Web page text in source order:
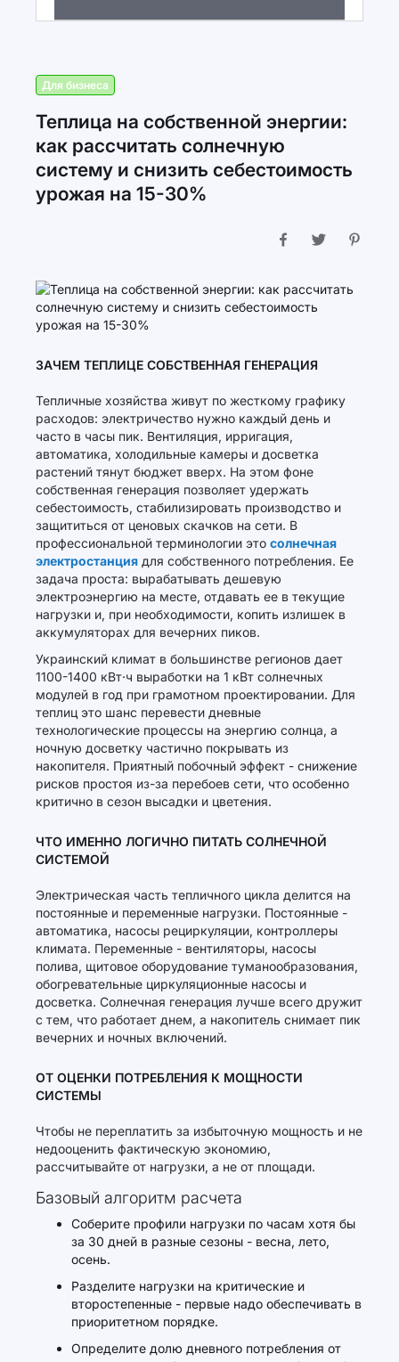
Для бизнеса
Теплица на собственной энергии:
как рассчитать солнечную
систему и снизить себестоимость
урожая на 15-30%
ЗАЧЕМ ТЕПЛИЦЕ СОБСТВЕННАЯ ГЕНЕРАЦИЯ
Тепличные хозяйства живут по жесткому графику
расходов: электричество нужно каждый день и
часто в часы пик. Вентиляция, ирригация,
автоматика, холодильные камеры и досветка
растений тянут бюджет вверх. На этом фоне
собственная генерация позволяет удержать
себестоимость, стабилизировать производство и
защититься от ценовых скачков на сети. В
профессиональной терминологии это солнечная
электростанция для собственного потребления. Ее
задача проста: вырабатывать дешевую
электроэнергию на месте, отдавать ее в текущие
нагрузки и, при необходимости, копить излишек в
аккумуляторах для вечерних пиков.
Украинский климат в большинстве регионов дает
1100-1400 кВт·ч выработки на 1 кВт солнечных
модулей в год при грамотном проектировании. Для
теплиц это шанс перевести дневные
технологические процессы на энергию солнца, а
ночную досветку частично покрывать из
накопителя. Приятный побочный эффект - снижение
рисков простоя из-за перебоев сети, что особенно
критично в сезон высадки и цветения.
ЧТО ИМЕННО ЛОГИЧНО ПИТАТЬ СОЛНЕЧНОЙ
СИСТЕМОЙ
Электрическая часть тепличного цикла делится на
постоянные и переменные нагрузки. Постоянные -
автоматика, насосы рециркуляции, контроллеры
климата. Переменные - вентиляторы, насосы
полива, щитовое оборудование туманообразования,
обогревательные циркуляционные насосы и
досветка. Солнечная генерация лучше всего дружит
с тем, что работает днем, а накопитель снимает пик
вечерних и ночных включений.
ОТ ОЦЕНКИ ПОТРЕБЛЕНИЯ К МОЩНОСТИ
СИСТЕМЫ
Чтобы не переплатить за избыточную мощность и не
недооценить фактическую экономию,
рассчитывайте от нагрузки, а не от площади.
Базовый алгоритм расчета
Соберите профили нагрузки по часам хотя бы
за 30 дней в разные сезоны - весна, лето,
осень.
Разделите нагрузки на критические и
второстепенные - первые надо обеспечивать в
приоритетном порядке.
Определите долю дневного потребления от